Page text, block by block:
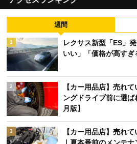
週間
1
レクサス新型「ES」
いい」「価格が高す
2
【カー用品店】売れ
ングドライブ前に選
月版】
3
【カー用品店】売れ